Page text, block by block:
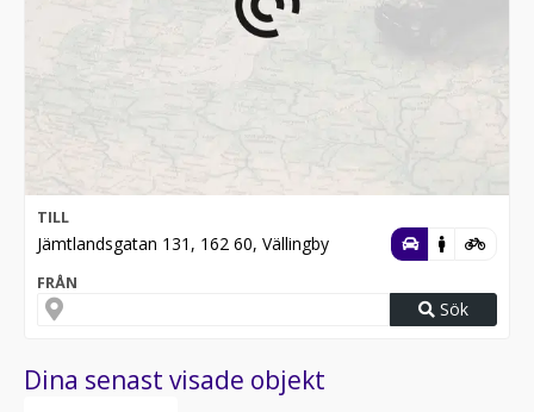
TILL
Jämtlandsgatan 131, 162 60, Vällingby
FRÅN
Sök
Dina senast visade objekt